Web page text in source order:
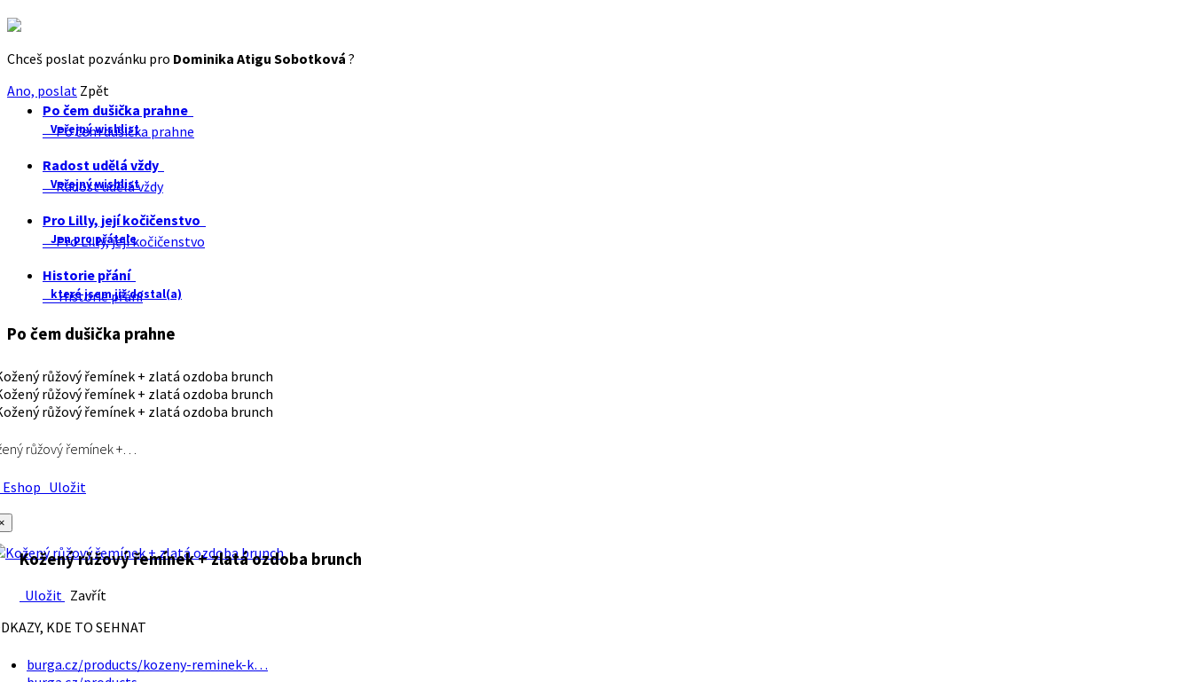
Chceš poslat pozvánku pro Dominika Atigu Sobotková ?
Ano, poslat Zpět
Po čem dušička prahne
Veřejný wishlist
Po čem dušička prahne
Radost udělá vždy
Veřejný wishlist
Radost udělá vždy
Pro Lilly, její kočičenstvo
Jen pro přátele
Pro Lilly, její kočičenstvo
Historie přání
které jsem již dostal(a)
Historie přání
Po čem dušička prahne
růžový řemínek +…
Uložit
Kožený růžový řemínek + zlatá ozdoba brunch
Uložit Zavřít
KDE TO SEHNAT
burga.cz/products/kozeny-reminek-k…